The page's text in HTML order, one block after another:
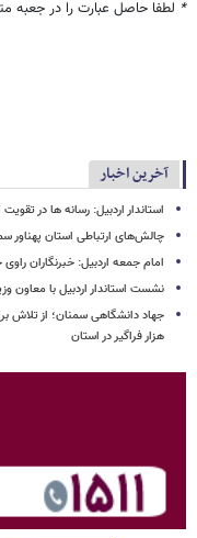
* لطفا حاصل عبارت را در جعبه
آخرین اخبار
استاندار اردبیل: رسانه ها در
چالش‌های ارتباطی استان پهناور
امام جمعه اردبیل: خبرنگاران
نشست استاندار اردبیل با معاون
هزار فراگیر در استان